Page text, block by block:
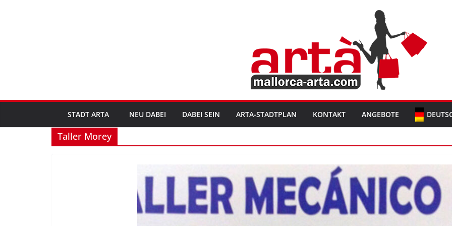
STADT ARTA NEU DABEI DABEI SEIN ARTA-STADTPLAN KONTAKT ANGEBOTE
Taller Morey